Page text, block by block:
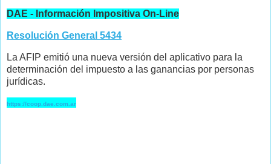
DAE - Información Impositiva On-Line
Resolución General 5434
La AFIP emitió una nueva versión del aplicativo para la
determinación del impuesto a las ganancias por personas
jurídicas.
https://coop.dae.com.ar